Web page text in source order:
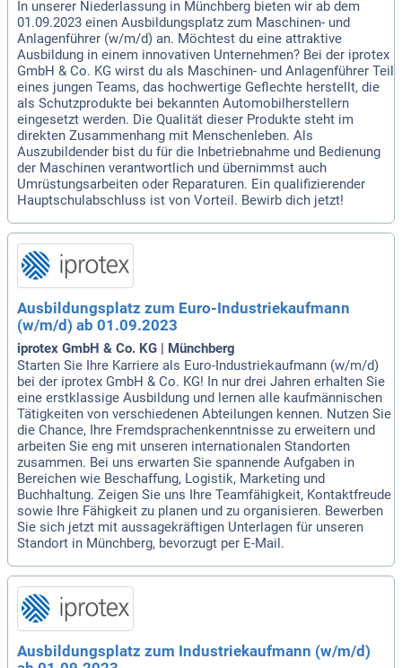
In unserer Niederlassung in Münchberg bieten wir ab dem
01.09.2023 einen Ausbildungsplatz zum Maschinen- und
Anlagenführer (w/m/d) an. Möchtest du eine attraktive
Ausbildung in einem innovativen Unternehmen? Bei der iprotex
GmbH & Co. KG wirst du als Maschinen- und Anlagenführer Teil
eines jungen Teams, das hochwertige Geflechte herstellt, die
als Schutzprodukte bei bekannten Automobilherstellern
eingesetzt werden. Die Qualität dieser Produkte steht im
direkten Zusammenhang mit Menschenleben. Als
Auszubildender bist du für die Inbetriebnahme und Bedienung
der Maschinen verantwortlich und übernimmst auch
Umrüstungsarbeiten oder Reparaturen. Ein qualifizierender
Hauptschulabschluss ist von Vorteil. Bewirb dich jetzt!
Ausbildungsplatz zum Euro-Industriekaufmann
(w/m/d) ab 01.09.2023
iprotex GmbH & Co. KG | Münchberg
Starten Sie Ihre Karriere als Euro-Industriekaufmann (w/m/d)
bei der iprotex GmbH & Co. KG! In nur drei Jahren erhalten Sie
eine erstklassige Ausbildung und lernen alle kaufmännischen
Tätigkeiten von verschiedenen Abteilungen kennen. Nutzen Sie
die Chance, Ihre Fremdsprachenkenntnisse zu erweitern und
arbeiten Sie eng mit unseren internationalen Standorten
zusammen. Bei uns erwarten Sie spannende Aufgaben in
Bereichen wie Beschaffung, Logistik, Marketing und
Buchhaltung. Zeigen Sie uns Ihre Teamfähigkeit, Kontaktfreude
sowie Ihre Fähigkeit zu planen und zu organisieren. Bewerben
Sie sich jetzt mit aussagekräftigen Unterlagen für unseren
Standort in Münchberg, bevorzugt per E-Mail.
Ausbildungsplatz zum Industriekaufmann (w/m/d)